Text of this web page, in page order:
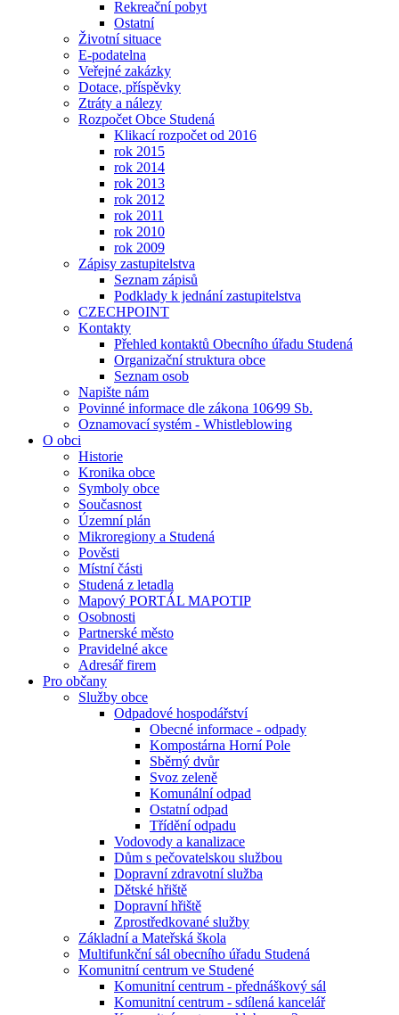
Rekreační pobyt
Ostatní
Životní situace
E-podatelna
Veřejné zakázky
Dotace, příspěvky
Ztráty a nálezy
Rozpočet Obce Studená
Klikací rozpočet od 2016
rok 2015
rok 2014
rok 2013
rok 2012
rok 2011
rok 2010
rok 2009
Zápisy zastupitelstva
Seznam zápisů
Podklady k jednání zastupitelstva
CZECHPOINT
Kontakty
Přehled kontaktů Obecního úřadu Studená
Organizační struktura obce
Seznam osob
Napište nám
Povinné informace dle zákona 106⁄99 Sb.
Oznamovací systém - Whistleblowing
O obci
Historie
Kronika obce
Symboly obce
Současnost
Územní plán
Mikroregiony a Studená
Pověsti
Místní části
Studená z letadla
Mapový PORTÁL MAPOTIP
Osobnosti
Partnerské město
Pravidelné akce
Adresář firem
Pro občany
Služby obce
Odpadové hospodářství
Obecné informace - odpady
Kompostárna Horní Pole
Sběrný dvůr
Svoz zeleně
Komunální odpad
Ostatní odpad
Třídění odpadu
Vodovody a kanalizace
Dům s pečovatelskou službou
Dopravní zdravotní služba
Dětské hřiště
Dopravní hřiště
Zprostředkované služby
Základní a Mateřská škola
Multifunkční sál obecního úřadu Studená
Komunitní centrum ve Studené
Komunitní centrum - přednáškový sál
Komunitní centrum - sdílená kancelář